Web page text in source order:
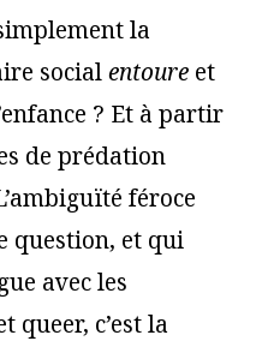
la
socialentoure et
? Et à partir
de prédation
féroce
question, et qui
avec les
queer, c’est la